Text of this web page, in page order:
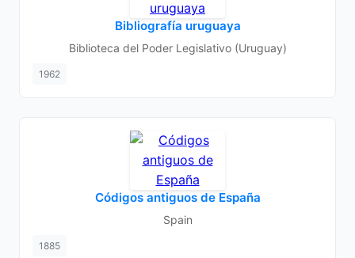
Bibliografía uruguaya
Biblioteca del Poder Legislativo (Uruguay)
1962
Códigos antiguos de España
Spain
1885